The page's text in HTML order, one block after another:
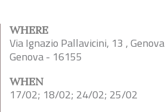
WHERE
Via Ignazio Pallavicini, 13 ,
Genova - 16155
WHEN
17/02; 18/02; 24/02; 25/02